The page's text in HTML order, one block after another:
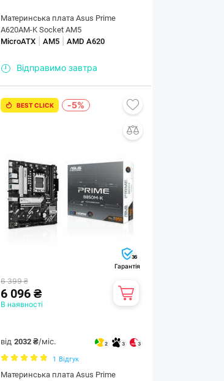
Материнська плата Asus Prime
A620AM-K Socket AM5
MicroATX |AM5 |AMD A620
Відправимо завтра
BEST CLICK -5%
36
Гарантія
6 399 ₴
6 096 ₴
В наявності
від2032 ₴/міс. 2 3 3
1 Відгук
Материнська плата Asus Prime